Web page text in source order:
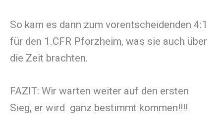
So kam es dann zum vorentscheidenden 4:1
für den 1.CFR Pforzheim, was sie auch über
die Zeit brachten.
FAZIT: Wir warten weiter auf den ersten
Sieg, er wird ganz bestimmt kommen!!!!